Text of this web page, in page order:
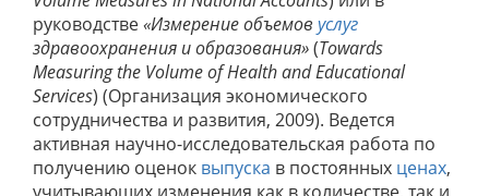
руководстве«Измерение объемов услуг
здравоохранения и образования»(Towards
Measuring the Volume of Health and Educational
Services) (Организация экономического
сотрудничества и развития, 2009). Ведется
активная научно-исследовательская работа по
получению оценок выпуска в постоянных ценах,